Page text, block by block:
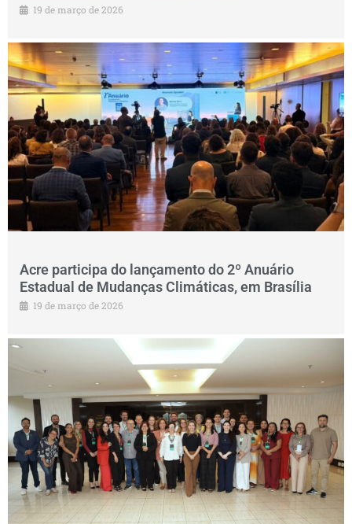
19 de março de 2026
Acre participa do lançamento do 2º Anuário
Estadual de Mudanças Climáticas, em Brasília
19 de março de 2026